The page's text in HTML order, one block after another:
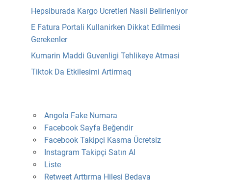
Hepsiburada Kargo Ucretleri Nasil Belirleniyor
E Fatura Portali Kullanirken Dikkat Edilmesi
Gerekenler
Kumarin Maddi Guvenligi Tehlikeye Atmasi
Tiktok Da Etkilesimi Artirmaq
Angola Fake Numara
Facebook Sayfa Beğendir
Facebook Takipçi Kasma Ücretsiz
Instagram Takipçi Satın Al
Liste
Retweet Arttırma Hilesi Bedava